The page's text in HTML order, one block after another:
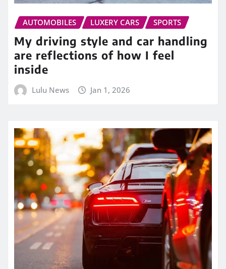
AUTOMOBILES LUXERY CARS SPORTS
My driving style and car handling
are reflections of how I feel
inside
Lulu News Jan 1, 2026